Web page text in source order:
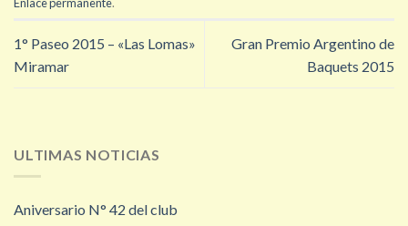
1° Paseo 2015 – «Las Lomas»
Miramar
Gran Premio Argentino de
Baquets 2015
ULTIMAS NOTICIAS
Aniversario N° 42 del club